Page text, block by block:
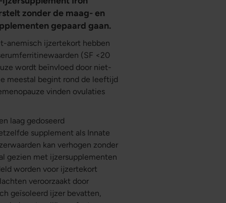
zonder de maag- en
gepaard gaan.
anemisch ijzertekort hebben
(SF <20
wordt beïnvloed door niet-
meestal begint rond de leeftijd
vinden ovulaties
laag gedoseerd
supplement als Innate
kan verhogen zonder
gezien met ijzersupplementen
worden voor ijzertekort
veroorzaakt door
geïsoleerd ijzer bevatten,